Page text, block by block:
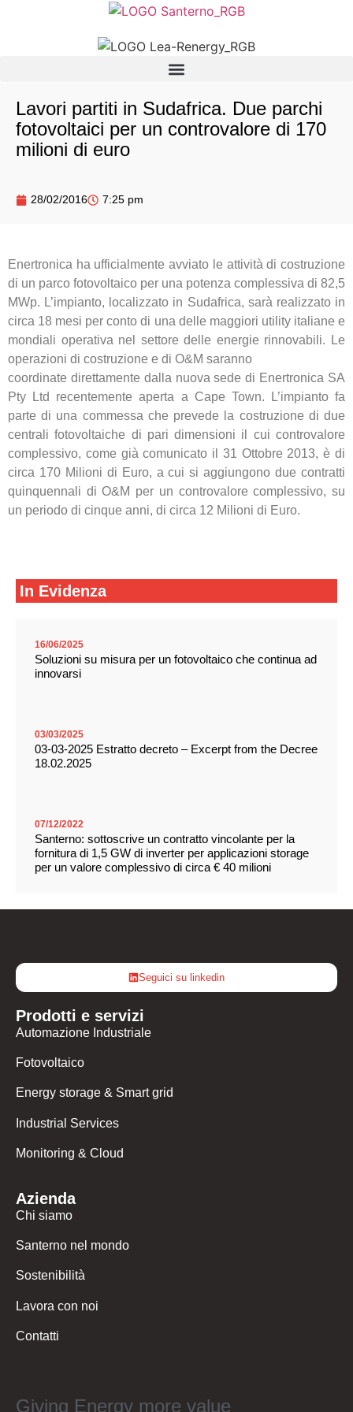
Lavori partiti in Sudafrica. Due parchi
fotovoltaici per un controvalore di 170
milioni di euro
28/02/2016 7:25 pm
Enertronica ha ufficialmente avviato le attività di costruzione
di un parco fotovoltaico per una potenza complessiva di 82,5
MWp. L’impianto, localizzato in Sudafrica, sarà realizzato in
circa 18 mesi per conto di una delle maggiori utility italiane e
mondiali operativa nel settore delle energie rinnovabili. Le
operazioni di costruzione e di O&M saranno
coordinate direttamente dalla nuova sede di Enertronica SA
Pty Ltd recentemente aperta a Cape Town. L’impianto fa
parte di una commessa che prevede la costruzione di due
centrali fotovoltaiche di pari dimensioni il cui controvalore
complessivo, come già comunicato il 31 Ottobre 2013, è di
circa 170 Milioni di Euro, a cui si aggiungono due contratti
quinquennali di O&M per un controvalore complessivo, su
un periodo di cinque anni, di circa 12 Milioni di Euro.
In Evidenza
16/06/2025
Soluzioni su misura per un fotovoltaico che continua ad
innovarsi
03/03/2025
03-03-2025 Estratto decreto – Excerpt from the Decree
18.02.2025
07/12/2022
Santerno: sottoscrive un contratto vincolante per la
fornitura di 1,5 GW di inverter per applicazioni storage
per un valore complessivo di circa € 40 milioni
Seguici su linkedin
Prodotti e servizi
Automazione Industriale
Fotovoltaico
Energy storage & Smart grid
Industrial Services
Monitoring & Cloud
Azienda
Chi siamo
Santerno nel mondo
Sostenibilità
Lavora con noi
Contatti
Giving Energy more value